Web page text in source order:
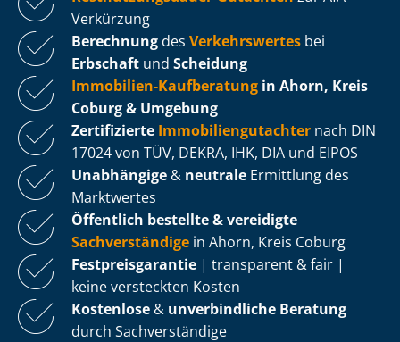
Verkürzung
Berechnung des Verkehrswertes bei
Erbschaft und Scheidung
Immobilien-Kaufberatung in Ahorn, Kreis
Coburg & Umgebung
Zertifizierte Im­mo­bi­li­en­gut­ach­ter nach DIN
17024 von TÜV, DEKRA, IHK, DIA und EIPOS
Unabhängige & neutrale Ermittlung des
Marktwertes
Öffentlich bestellte & vereidigte
Sachverständige in Ahorn, Kreis Coburg
Fest­preis­ga­ran­tie | transparent & fair |
keine versteckten Kosten
Kostenlose & unverbindliche Beratung
durch Sachverständige